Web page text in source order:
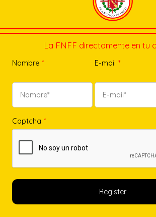
La FNFF directamente en tu
Nombre * E-mail *
Captcha *